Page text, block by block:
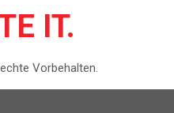
IT.
Vorbehalten.